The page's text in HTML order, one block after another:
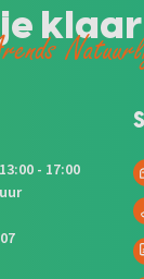
klaar
- 17:00